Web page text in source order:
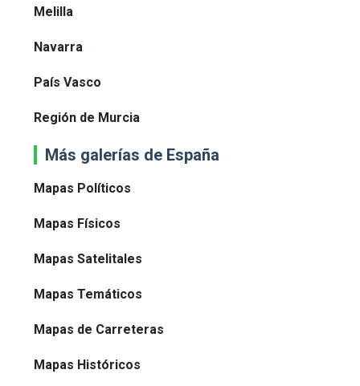
Melilla
Navarra
País Vasco
Región de Murcia
Más galerías de España
Mapas Políticos
Mapas Físicos
Mapas Satelitales
Mapas Temáticos
Mapas de Carreteras
Mapas Históricos